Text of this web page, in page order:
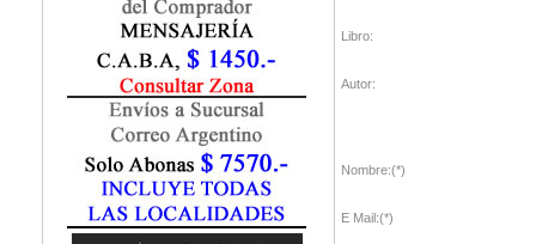
Libro:
Autor:
Nombre:(*)
E Mail:(*)